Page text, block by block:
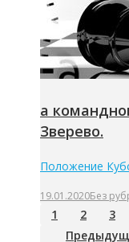
а
Зверево.
Положение
19.01.2020Без
1 2 3